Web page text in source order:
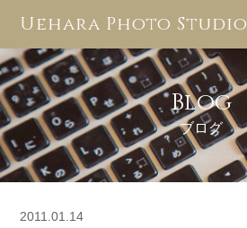
Uehara Photo Studio
Blog
ブログ
2011.01.14